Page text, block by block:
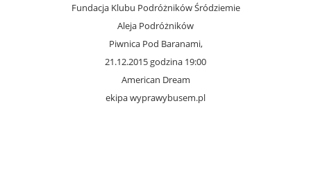
Fundacja Klubu Podróżników Śródziemie
Aleja Podróżników
Piwnica Pod Baranami,
21.12.2015 godzina 19:00
American Dream
ekipa wyprawybusem.pl